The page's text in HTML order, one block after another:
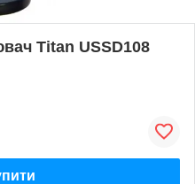
Titan USSD108